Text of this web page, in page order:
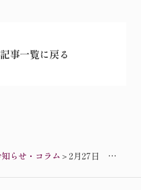
記事一覧に戻る
知らせ・コラム ＞ 2月27日
ドビジネスサ